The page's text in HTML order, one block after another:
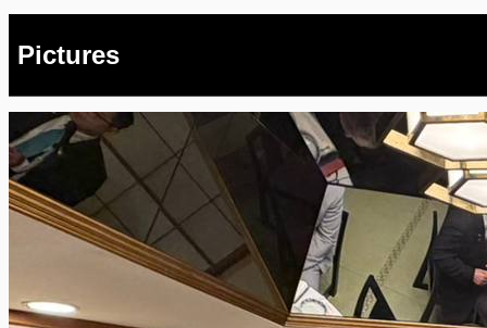
Pictures